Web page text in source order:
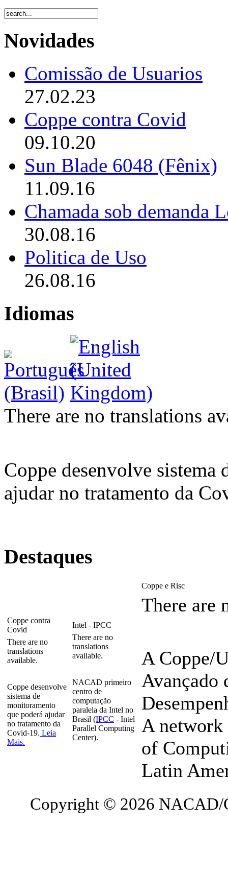
Novidades
Comissão de Usuarios
27.02.23
Coppe contra Covid
09.10.20
Sun Blade 6048 (Fênix)
11.09.16
Chamada sob demanda
30.08.16
Politica de Uso
26.08.16
Idiomas
There are no translations
Coppe desenvolve sistema
ajudar no tratamento da
Destaques
Coppe contra
Covid
There are no
translations
available.
Coppe desenvolve
sistema de
monitoramento
que poderá ajudar
no tratamento da
Covid-19. Leia
Mais.
Intel - IPCC
There are no
translations
available.
NACAD primeiro
centro de
computação
paralela da Intel no
Brasil (IPCC - Intel
Parallel Computing
Center).
Coppe e Risc
There are
A Coppe/
Avançado
A
of
Latin
Copyright © 2026 NACAD/